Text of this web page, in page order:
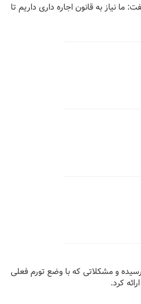
نیاز به قانون اجاره داری داریم تا
و مشکلاتی که با وضع تورم فعلی
کرد.